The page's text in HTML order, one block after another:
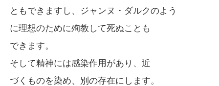
ともできますし、ジャンヌ・ダルクのよう
に理想のために殉教して死ぬことも
できます。
そして精神には感染作用があり、近
づくものを染め、別の存在にします。